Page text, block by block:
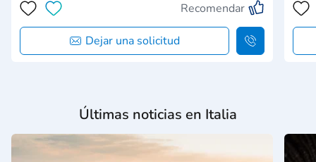
Recomendar
Dejar una solicitud
Últimas noticias en Italia